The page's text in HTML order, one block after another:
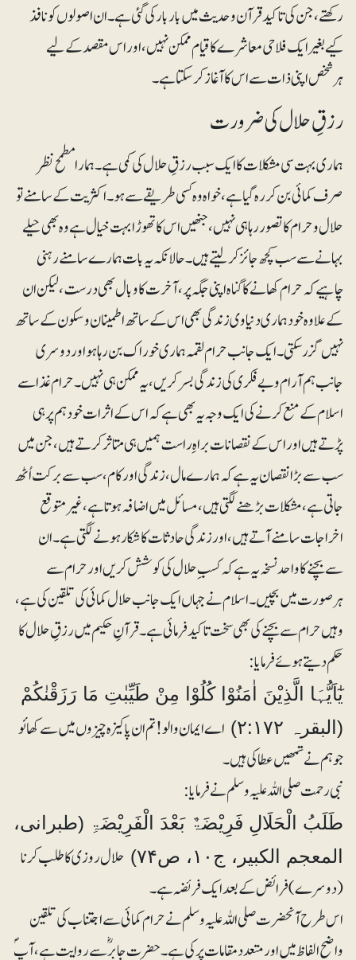
رکھتے، جن کی تاکید قرآن و حدیث میں بار بار کی گئی ہے۔ ان اصولوں کو نافذ
کیے بغیر ایک فلاحی معاشرے کا قیام ممکن نہیں، اور اس مقصد کے لیے
ہرشخص اپنی ذات سے اس کا آغاز کرسکتا ہے۔
رزقِ حلال کی ضرورت
ہماری بہت سی مشکلات کا ایک سبب رزقِ حلال کی کمی ہے۔ ہمارا مطمح نظر
صرف کمائی بن کر رہ گیا ہے، خواہ وہ کسی طریقے سے ہو۔ اکثریت کے سامنے تو
حلال و حرام کا تصور رہا ہی نہیں، جنھیں اس کا تھوڑا بہت خیال ہے وہ بھی حیلے
بہانے سے سب کچھ جائز کرلیتے ہیں۔ حالانکہ یہ بات ہمارے سامنے رہنی
چاہیے کہ حرام کھانے کا گناہ اپنی جگہ پر، آخرت کا وبال بھی درست، لیکن ان
کے علاوہ خود ہماری دنیاوی زندگی بھی اس کے ساتھ اطمینان و سکون کے ساتھ
نہیں گزرسکتی۔ ایک جانب حرام لقمہ ہماری خوراک بن رہا ہو اور دوسری
جانب ہم آرام و بے فکری کی زندگی بسر کریں، یہ ممکن ہی نہیں۔ حرام غذا سے
اسلام کے منع کرنے کی ایک وجہ یہ بھی ہے کہ اس کے اثرات خود ہم پر ہی
پڑتے ہیں اور اس کے نقصانات براہِ راست ہمیں ہی متاثر کرتے ہیں، جن میں
سب سے بڑا نقصان یہ ہے کہ ہمارے مال، زندگی اور کام، سب سے برکت اُٹھ
جاتی ہے، مشکلات بڑھنے لگتی ہیں، مسائل میں اضافہ ہوتا ہے، غیرمتوقع
اخراجات سامنے آتے ہیں، اور زندگی حادثات کا شکار ہونے لگتی ہے۔ ان
سےبچنے کا واحد نسخہ یہ ہے کہ کسب ِ حلال کی کوشش کریں اور حرام سے
ہرصورت میں بچیں۔ اسلام نے جہاں ایک جانب حلال کمائی کی تلقین کی ہے،
وہیں حرام سے بچنے کی بھی سخت تاکید فرمائی ہے۔ قرآنِ حکیم میں رزقِ حلال کا
حکم دیتے ہوئے فرمایا:
يٰٓاَيُّہَا الَّذِيْنَ اٰمَنُوْا كُلُوْا مِنْ طَيِّبٰتِ مَا رَزَقْنٰكُمْ
(البقرہ ۲:۱۷۲)
اے ایمان والو! تم ان پاکیزہ چیزوں میں سے کھائو
جو ہم نے تمھیں عطا کی ہیں۔
نبی رحمت صلی اللہ علیہ وسلم نے فرمایا:
طَلَبُ الْحَلَالِ فَرِیْضَۃٌ بَعْدَ الْفَرِیْضَۃِ (طبرانی،
المعجم الکبیر، ج۱۰، ص۷۴)
حلال روزی کا طلب کرنا
(دوسرے) فرائض کے بعد ایک فریضہ ہے۔
اس طرح آنحضرت صلی اللہ علیہ وسلم نے حرام کمائی سے اجتناب کی تلقین
واضح الفاظ میں اور متعدد مقامات پر کی ہے۔ حضرت جابرؓ سے روایت ہے، آپؐ